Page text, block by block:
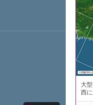
大
西